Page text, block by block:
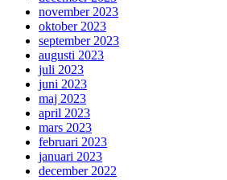
november 2023
oktober 2023
september 2023
augusti 2023
juli 2023
juni 2023
maj 2023
april 2023
mars 2023
februari 2023
januari 2023
december 2022